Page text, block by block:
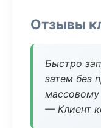
Отзывы
Быстро
затем без
массовому
— Клиент